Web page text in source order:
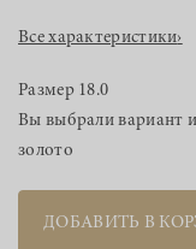
Все характеристики›
Размер 18.0
Вы выбрали вариант
золото
ДОБАВИТЬ В